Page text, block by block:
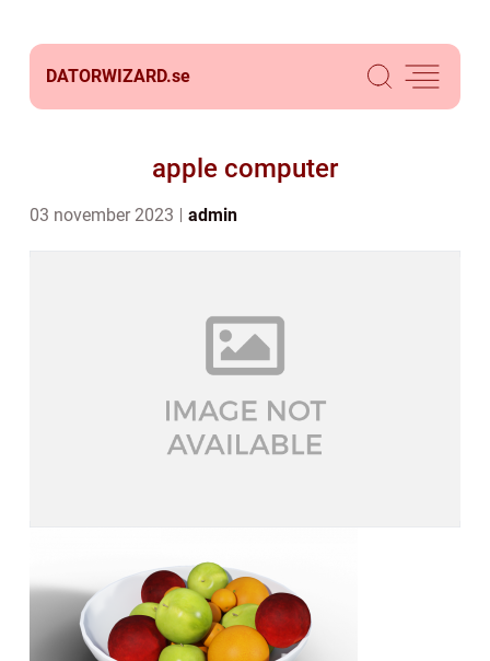
DATORWIZARD.se
apple computer
03 november 2023 admin